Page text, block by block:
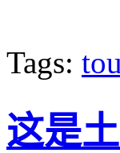
Tags:
这是